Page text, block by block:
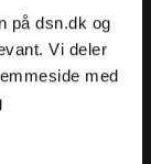
på dsn.dk og
Vi deler
med